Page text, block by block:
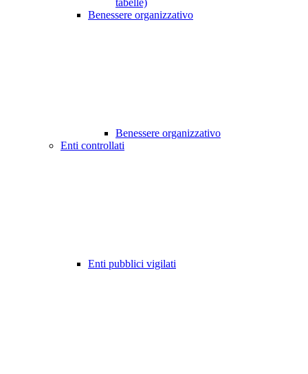
tabelle)
Benessere organizzativo
Benessere organizzativo
Enti controllati
Enti pubblici vigilati